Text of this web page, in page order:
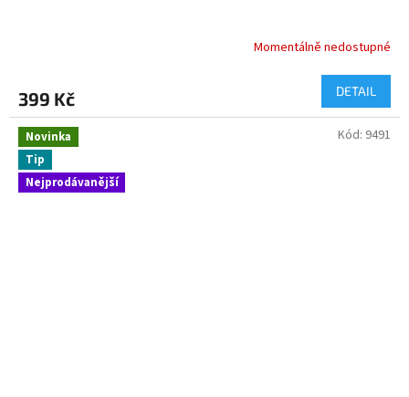
Momentálně nedostupné
399 Kč DETAIL
Novinka
Tip
Nejprodávanější
Kód: 9491